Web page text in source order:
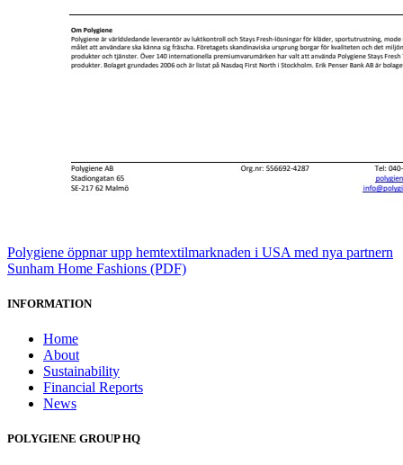
Polygiene öppnar upp hemtextilmarknaden i USA med nya partnern
Sunham Home Fashions (PDF)
INFORMATION
Home
About
Sustainability
Financial Reports
News
POLYGIENE GROUP HQ